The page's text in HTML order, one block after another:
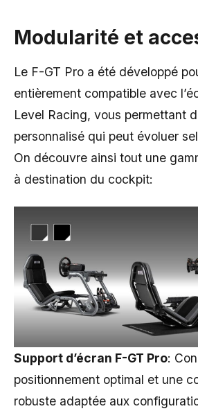
Modularité et
Le F-GT Pro a été développé
entièrement compatible avec
Level Racing, vous permettant
personnalisé qui peut évoluer
On découvre ainsi tout une
à destination du cockpit:
Support d’écran F-GT Pro:
positionnement optimal et une
robuste adaptée aux